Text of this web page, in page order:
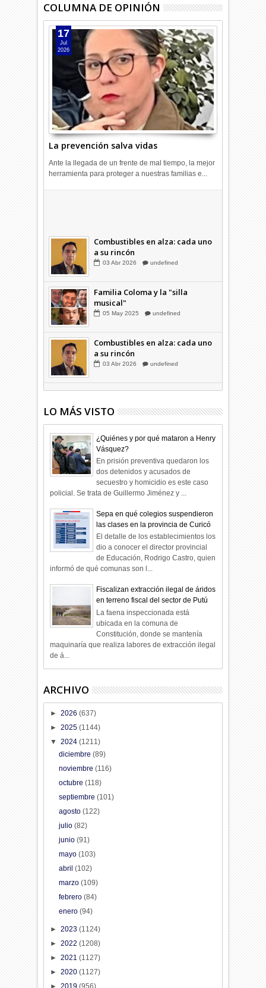
COLUMNA DE OPINIÓN
La prevención salva vidas
17
Jul
2026
Ante la llegada de un frente de mal tiempo, la mejor
herramienta para proteger a nuestras familias e...
Combustibles en alza: cada uno
a su rincón
Familia Coloma y la "silla
musical"
Combustibles en alza: cada uno
a su rincón
LO MÁS VISTO
¿Quiénes y por qué mataron a Henry
Vásquez?
En prisión preventiva quedaron los
dos detenidos y acusados de
secuestro y homicidio es este caso
policial. Se trata de Guillermo Jiménez y ...
Sepa en qué colegios suspendieron
las clases en la provincia de Curicó
El detalle de los establecimientos los
dio a conocer el director provincial
de Educación, Rodrigo Castro, quien
informó de qué comunas son l...
Fiscalizan extracción ilegal de áridos
en terreno fiscal del sector de Putú
La faena inspeccionada está
ubicada en la comuna de
Constitución, donde se mantenía
maquinaría que realiza labores de extracción ilegal
de á...
ARCHIVO
►2026(637)
►2025(1144)
▼2024(1211)
diciembre (89)
noviembre (116)
octubre (118)
septiembre (101)
agosto (122)
julio (82)
junio (91)
mayo (103)
abril (102)
marzo (109)
febrero (84)
enero (94)
►2023(1124)
►2022(1208)
►2021(1127)
►2020(1127)
►2019(956)